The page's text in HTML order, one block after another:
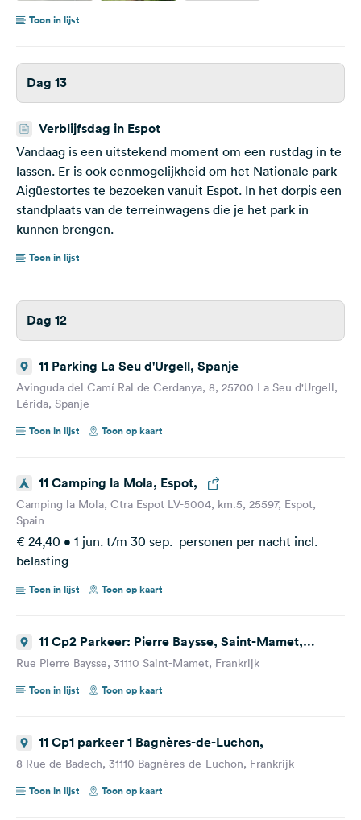
Toon in lijst
Dag 13
Verblijfsdag in Espot
Vandaag is een uitstekend moment om een rustdag in te
lassen. Er is ook eenmogelijkheid om het Nationale park
Aigüestortes te bezoeken vanuit Espot. In het dorpis een
standplaats van de terreinwagens die je het park in
kunnen brengen.
Toon in lijst
Dag 12
11 Parking La Seu d'Urgell, Spanje
Avinguda del Camí Ral de Cerdanya, 8, 25700 La Seu d'Urgell,
Lérida, Spanje
Toon in lijst
Toon op kaart
11 Camping la Mola, Espot,
Camping la Mola, Ctra Espot LV-5004, km.5, 25597, Espot,
Spain
€ 24,40 • 1 jun. t/m 30 sep. personen per nacht incl.
belasting
Toon in lijst Toon op kaart
11 Cp2 Parkeer: Pierre Baysse, Saint-Mamet,
Frankrijk
Rue Pierre Baysse, 31110 Saint-Mamet, Frankrijk
Toon in lijst
Toon op kaart
11 Cp1 parkeer 1 Bagnères-de-Luchon,
8 Rue de Badech, 31110 Bagnères-de-Luchon, Frankrijk
Toon in lijst
Toon op kaart